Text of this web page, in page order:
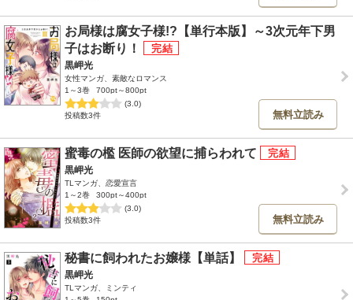
お局様は腐女子様!?【単行本版】～3次元年下男
子はお断り！
黒岬光
女性マンガ、素敵なロマンス
1～3巻
700pt～800pt
(3.0)
投稿数3件
無料立読み
蜜毒の檻 医師の欲望に捕らわれて
黒岬光
TLマンガ、恋愛宣言
1～2巻
300pt～400pt
(3.0)
投稿数3件
無料立読み
秘書に飼われたお嬢様【単話】
黒岬光
TLマンガ、ミンティ